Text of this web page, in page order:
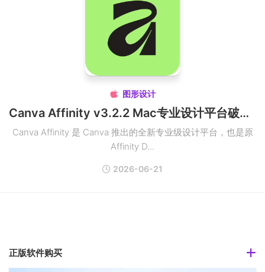
 图形设计
Canva Affinity v3.2.2 Mac专业设计平台破解版
Canva Affinity 是 Canva 推出的全新专业级设计平台，也是原
Affinity D...
2026-06-21
正版软件购买